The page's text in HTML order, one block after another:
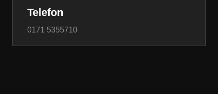
Telefon
0171 5355710